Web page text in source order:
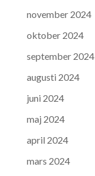
november 2024
oktober 2024
september 2024
augusti 2024
juni 2024
maj 2024
april 2024
mars 2024